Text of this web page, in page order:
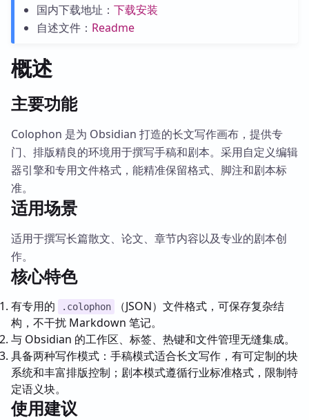
国内下载地址： 下载安装
自述文件： Readme
概述
主要功能
Colophon 是为 Obsidian 打造的长文写作画布，提供专
门、排版精良的环境用于撰写手稿和剧本。采用自定义编辑
器引擎和专用文件格式，能精准保留格式、脚注和剧本标
准。
适用场景
适用于撰写长篇散文、论文、章节内容以及专业的剧本创
作。
核心特色
有专用的 .colophon
（JSON）文件格式，可保存复杂结
构，不干扰 Markdown 笔记。
与 Obsidian 的工作区、标签、热键和文件管理无缝集成。
具备两种写作模式：手稿模式适合长文写作，有可定制的块
系统和丰富排版控制；剧本模式遵循行业标准格式，限制特
定语义块。
使用建议